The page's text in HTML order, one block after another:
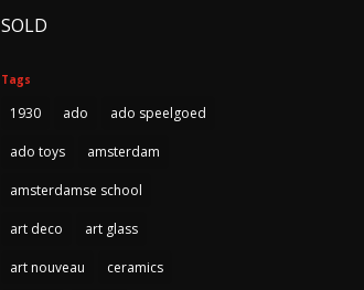
SOLD
Tags
1930 ado ado speelgoed
ado toys amsterdam
amsterdamse school
art deco art glass
art nouveau ceramics